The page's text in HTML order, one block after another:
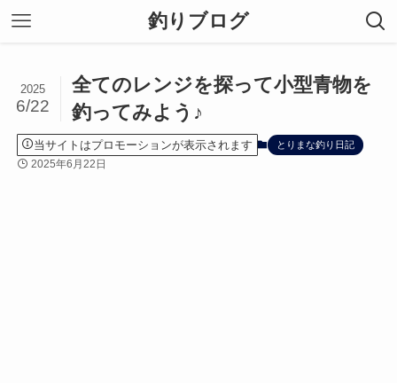
釣りブログ
全てのレンジを探って小型青物を
釣ってみよう♪
2025
6/22
当サイトはプロモーションが表示されます とりまな釣り日記
2025年6月22日